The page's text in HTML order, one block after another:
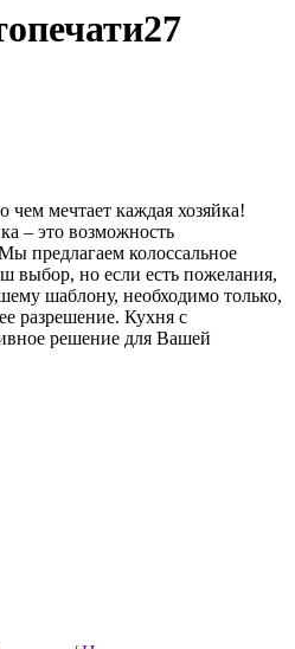
мечтает каждая хозяйка!
– это возможность
предлагаем колоссальное
выбор, но если есть пожелания,
шаблону, необходимо только,
разрешение. Кухня с
решение для Вашей